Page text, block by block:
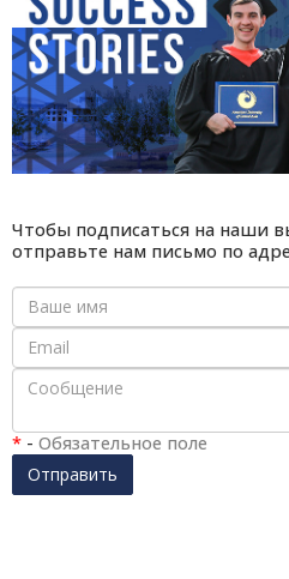
Чтобы подписаться на наши
отправьте нам письмо по
* - Обязательное поле
Отправить